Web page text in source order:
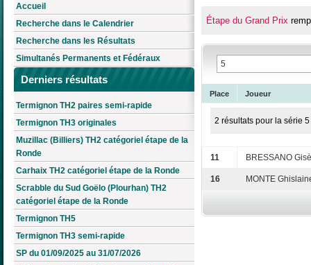
Accueil
Recherche dans le Calendrier
Recherche dans les Résultats
Simultanés Permanents et Fédéraux
Derniers résultats
Termignon TH2 paires semi-rapide
Termignon TH3 originales
Muzillac (Billiers) TH2 catégoriel étape de la
Ronde
Carhaix TH2 catégoriel étape de la Ronde
Scrabble du Sud Goëlo (Plourhan) TH2
catégoriel étape de la Ronde
Termignon TH5
Termignon TH3 semi-rapide
SP du 01/09/2025 au 31/07/2026
Étape du Grand Prix
Place Joueur
2 résultats pour la série 5
11 BRESSANO
16 MONTE